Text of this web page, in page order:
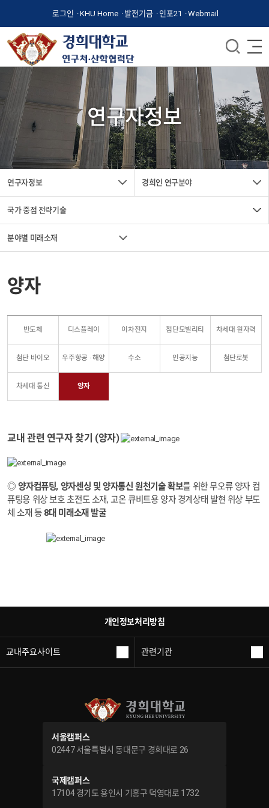
로그인 KHU Home 발전기금 인포21 Webmail
연구자정보
연구자정보 경희인 연구분야
국가 중점 전략기술
분야별 미래소재
양자
반도체 디스플레이 이차전지 첨단모빌리티 차세대 원자력
첨단 바이오 우주항공 · 해양 수소 인공지능 첨단로봇
차세대 통신 양자
교내관련 연구자 찾기 (양자)
◎양자컴퓨팅, 양자센싱 및 양자통신 원천기술 확보를 위한 무오류 양자 컴
퓨팅용 위상 보호 초전도 소재, 고온 큐비트용 양자 경계상태 발현 위상 부도
체 소재 등 8대 미래소재 발굴
개인정보처리방침
교내주요사이트 관련기관
서울캠퍼스
02447 서울특별시 동대문구 경희대로 26
국제캠퍼스
17104 경기도 용인시 기흥구 덕영대로 1732